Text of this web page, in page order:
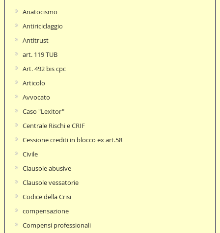
Anatocismo
Antiriciclaggio
Antitrust
art. 119 TUB
Art. 492 bis cpc
Articolo
Avvocato
Caso "Lexitor"
Centrale Rischi e CRIF
Cessione crediti in blocco ex art.58
Civile
Clausole abusive
Clausole vessatorie
Codice della Crisi
compensazione
Compensi professionali